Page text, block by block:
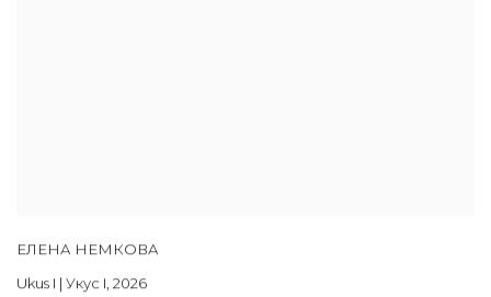
ЕЛЕНА НЕМКОВА
Ukus I | Укус I, 2026